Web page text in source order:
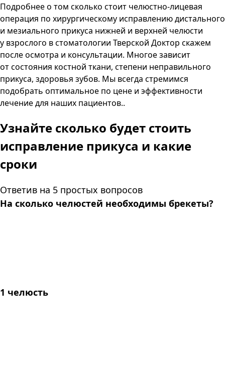
Подробнее о том сколько стоит челюстно-лицевая
операция по хирургическому исправлению дистального
и мезиального прикуса нижней и верхней челюсти
у взрослого в стоматологии Тверской Доктор скажем
после осмотра и консультации. Многое зависит
от состояния костной ткани, степени неправильного
прикуса, здоровья зубов. Мы всегда стремимся
подобрать оптимальное по цене и эффективности
лечение для наших пациентов..
Узнайте сколько будет стоить
исправление прикуса и какие
сроки
Ответив на 5 простых вопросов
На сколько челюстей необходимы брекеты?
1 челюсть